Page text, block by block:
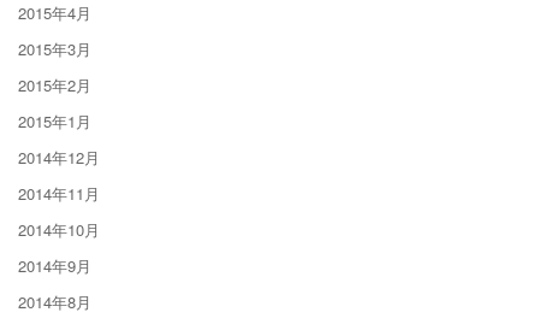
2015年4月
2015年3月
2015年2月
2015年1月
2014年12月
2014年11月
2014年10月
2014年9月
2014年8月